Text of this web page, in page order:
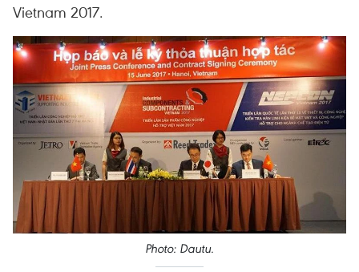
Vietnam 2017.
Photo: Dautu.